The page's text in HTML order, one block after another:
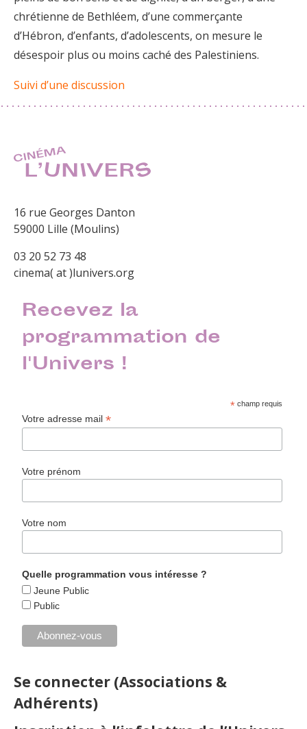
chrétienne de Bethléem, d’une commerçante
d’Hébron, d’enfants, d’adolescents, on mesure le
désespoir plus ou moins caché des Palestiniens.
Suivi d’une discussion
16 rue Georges Danton
59000 Lille (Moulins)
03 20 52 73 48
cinema( at )lunivers.org
Recevez la
programmation de
l'Univers !
* champ requis
Votre adresse mail*
Votre prénom
Votre nom
Quelle programmation vous intéresse ?
Jeune Public
Public
Se connecter (Associations &
Adhérents)